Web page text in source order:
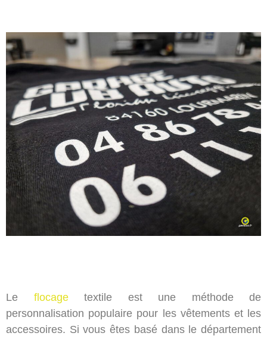
Le flocagetextile est une méthode de
personnalisation populaire pour les vêtements et les
accessoires. Si vous êtes basé dans le département